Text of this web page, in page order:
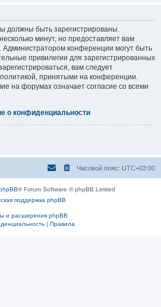
должны быть зарегистрированы.
минут, но предоставляет вам
конференции могут быть
привилегии для зарегистрированных
вам следует
принятыми на конференции.
на форумах означает согласие со всеми
о конфиденциальности
Часовой пояс: UTC+03:00
® Forum Software © phpBB Limited
поддержка phpBB
и расширения phpBB
| Правила